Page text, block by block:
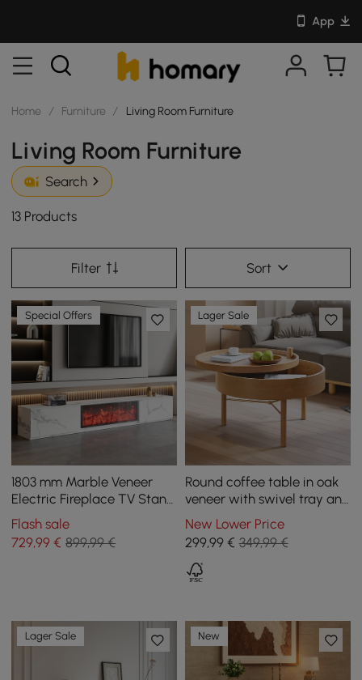
App
Home / Furniture / Living Room Furniture
Living Room Furniture
Search
13 Products
Filter Sort
Special Offers
1803 mm Marble Veneer
Electric Fireplace TV Stand
with 2 Drawers
Flash sale
729,99 € 899,99 €
Lager Sale
Round coffee table in oak
veneer with swivel tray and
storage
New Lower Price
299,99€ 349,99 €
Lager Sale New